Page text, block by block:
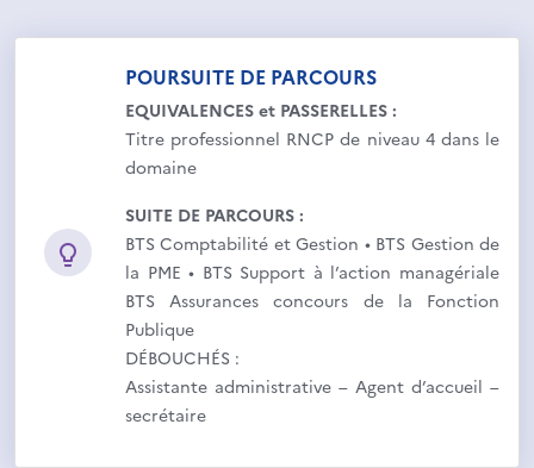
POURSUITE DE PARCOURS
EQUIVALENCES et PASSERELLES :
Titre professionnel RNCP de niveau 4 dans le
domaine
SUITE DE PARCOURS :
BTS Comptabilité et Gestion • BTS Gestion de
la PME • BTS Support à l’action managériale
BTS Assurances concours de la Fonction
Publique
DÉBOUCHÉS :
Assistante administrative – Agent d’accueil –
secrétaire